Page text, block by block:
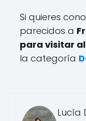
Si quieres
parecidos a
para visitar
la categoría
Lucía